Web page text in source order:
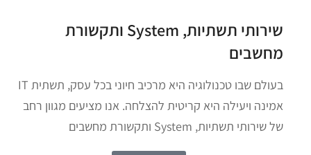
שירותי תשתיות, System ותקשורת
מחשבים
בעולם שבו טכנולוגיה היא מרכיב חיוני בכל עסק, תשתית IT
אמינה ויעילה היא קריטית להצלחה. אנו מציעים מגוון רחב
של שירותי תשתיות, System ותקשורת מחשבים